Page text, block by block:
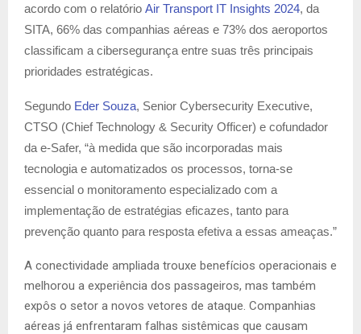
acordo com o relatório Air Transport IT Insights 2024, da
SITA, 66% das companhias aéreas e 73% dos aeroportos
classificam a cibersegurança entre suas três principais
prioridades estratégicas.
Segundo Eder Souza, Senior Cybersecurity Executive,
CTSO (Chief Technology & Security Officer) e cofundador
da e-Safer, “à medida que são incorporadas mais
tecnologia e automatizados os processos, torna-se
essencial o monitoramento especializado com a
implementação de estratégias eficazes, tanto para
prevenção quanto para resposta efetiva a essas ameaças.”
A conectividade ampliada trouxe benefícios operacionais e
melhorou a experiência dos passageiros, mas também
expôs o setor a novos vetores de ataque. Companhias
aéreas já enfrentaram falhas sistêmicas que causam